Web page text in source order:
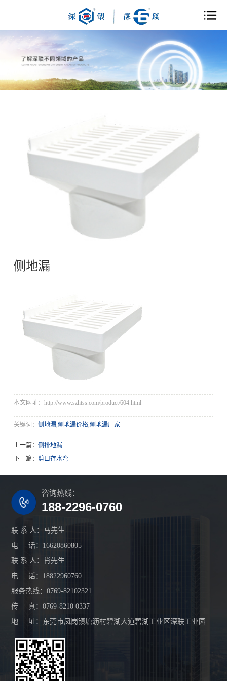
侧地漏
本文网址：http://www.szhtss.com/product/604.html
关键词：侧地漏 ,侧地漏价格 ,侧地漏厂家
上一篇：侧排地漏
下一篇：剪口存水弯
咨询热线：
188-2296-0760
联 系 人：马先生
电 话：16620860805
联 系 人：肖先生
电 话：18822960760
服务热线：0769-82102321
传 真：0769-8210 0337
地 址：东莞市凤岗镇塘沥村碧湖大道碧湖工业区深联工业园